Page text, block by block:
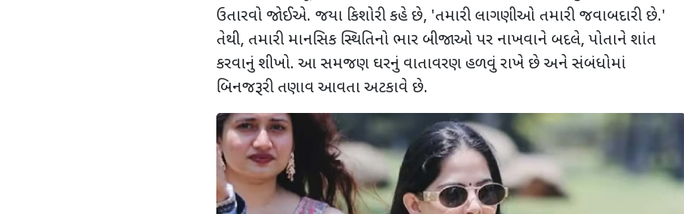
ઉતારવો જોઈએ. જયા કિશોરી કહે છે, 'તમારી લાગણીઓ તમારી જવાબદારી છે.'
તેથી, તમારી માનસિક સ્થિતિનો ભાર બીજાઓ પર નાખવાને બદલે, પોતાને શાંત
કરવાનું શીખો. આ સમજણ ઘરનું વાતાવરણ હળવું રાખે છે અને સંબંધોમાં
બિનજરૂરી તણાવ આવતા અટકાવે છે.